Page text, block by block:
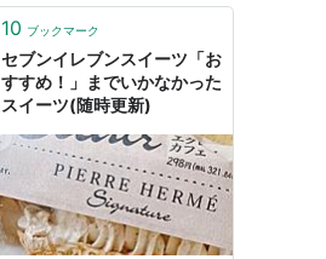
10 ブックマーク
セブンイレブンスイーツ「お
すすめ！」までいかなかった
スイーツ(随時更新)